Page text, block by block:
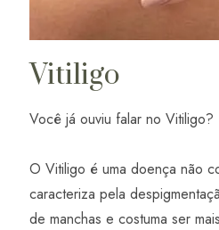
Vitiligo
Você já ouviu falar no Vitiligo?
O Vitiligo é uma doença não
caracteriza pela
de manchas e costuma ser